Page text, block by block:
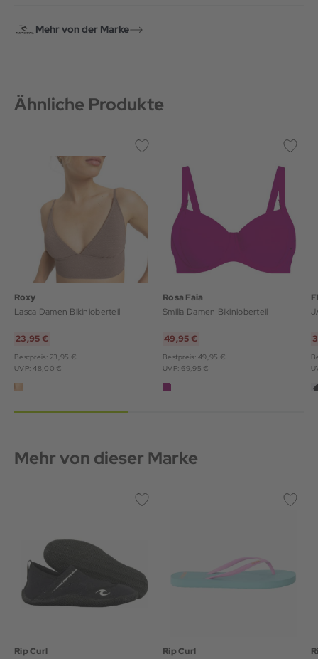
Mehr von der Marke
Ähnliche Produkte
Roxy
Lasca Damen Bikinioberteil
23,95 €
Bestpreis: 23,95 €
UVP: 48,00 €
Rosa Faia
Smilla Damen Bikinioberteil
49,95 €
Bestpreis: 49,95 €
UVP: 69,95 €
Mehr von dieser Marke
Rip Curl
Rip Curl